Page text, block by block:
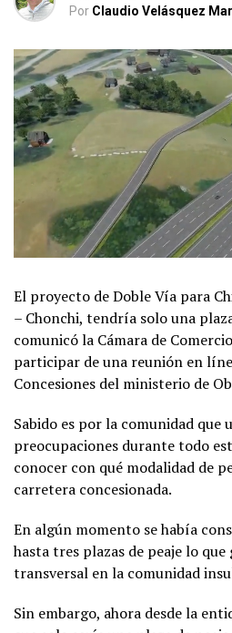
Por Claudio Velásquez
El proyecto de Doble Vía para
– Chonchi, tendría solo una
comunicó la Cámara de
participar de una reunión en
Concesiones del ministerio de
Sabido es por la comunidad que
preocupaciones durante todo
conocer con qué modalidad de
carretera concesionada.
En algún momento se había
hasta tres plazas de peaje lo
transversal en la comunidad
Sin embargo, ahora desde la